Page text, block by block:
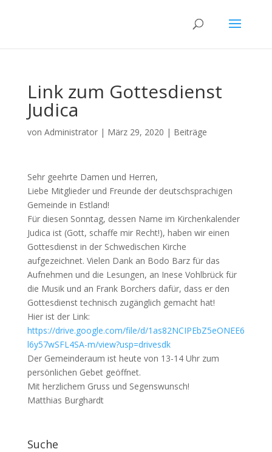
Link zum Gottesdienst
Judica
von Administrator| März 29, 2020 | Beiträge
Sehr geehrte Damen und Herren,
Liebe Mitglieder und Freunde der deutschsprachigen
Gemeinde in Estland!
Für diesen Sonntag, dessen Name im Kirchenkalender
Judica ist (Gott, schaffe mir Recht!), haben wir einen
Gottesdienst in der Schwedischen Kirche
aufgezeichnet. Vielen Dank an Bodo Barz für das
Aufnehmen und die Lesungen, an Inese Vohlbrück für
die Musik und an Frank Borchers dafür, dass er den
Gottesdienst technisch zugänglich gemacht hat!
Hier ist der Link:
https://drive.google.com/file/d/1as82NCIPEbZ5eONEE6
l6y57wSFL4SA-m/view?usp=drivesdk
Der Gemeinderaum ist heute von 13-14 Uhr zum
persönlichen Gebet geöffnet.
Mit herzlichem Gruss und Segenswunsch!
Matthias Burghardt
Suche